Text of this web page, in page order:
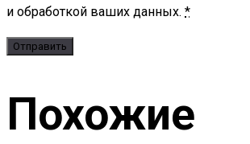
и обработкой ваших данных. *
Похожие